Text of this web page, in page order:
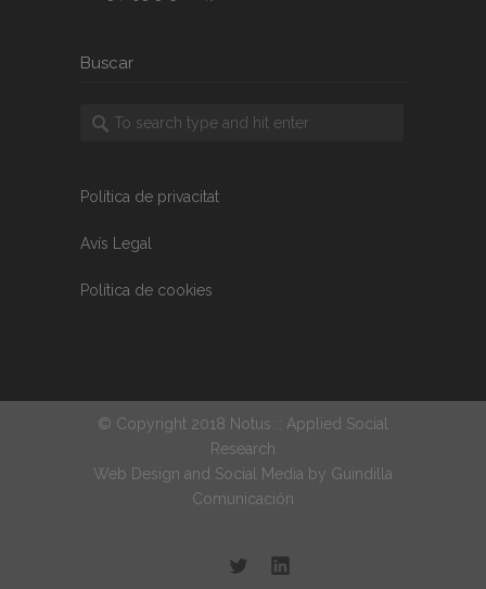
Buscar
Política de privacitat
Avís Legal
Política de cookies
© Copyright 2018 Notus :: Applied Social
Research
Web Design and Social Media by Guindilla
Comunicación